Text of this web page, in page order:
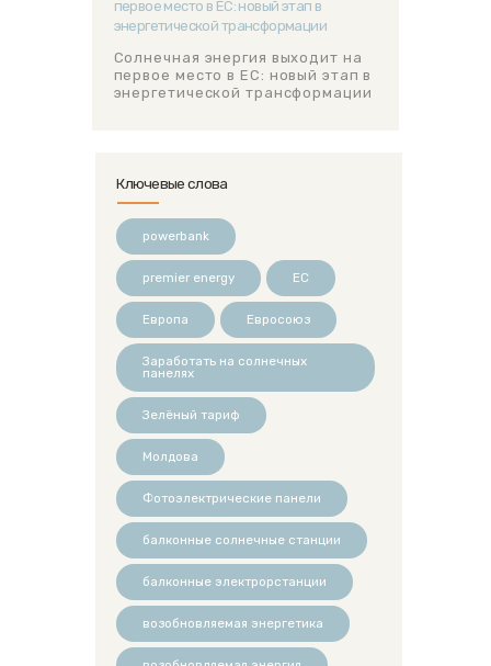
Солнечная энергия выходит на
первое место в ЕС: новый этап в
энергетической трансформации
Ключевые слова
powerbank
premier energy ЕС
Европа Евросоюз
Заработать на солнечных
панелях
Зелёный тариф
Молдова
Фотоэлектрические панели
балконные солнечные станции
балконные электрорстанции
возобновляемая энергетика